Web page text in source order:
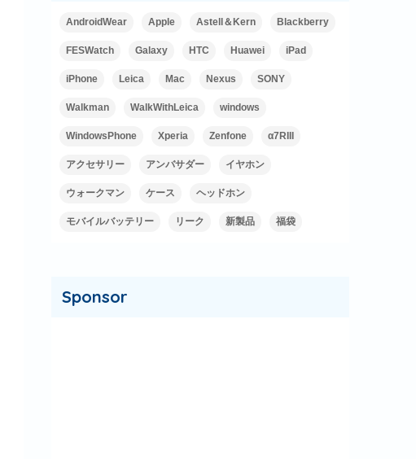
AndroidWear Apple Astell＆Kern Blackberry
FESWatch Galaxy HTC Huawei iPad
iPhone Leica Mac Nexus SONY
Walkman WalkWithLeica windows
WindowsPhone Xperia Zenfone α7RIII
アクセサリー アンバサダー イヤホン
ウォークマン ケース ヘッドホン
モバイルバッテリー リーク 新製品 福袋
Sponsor